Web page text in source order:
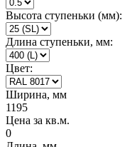
Высота ступеньки (мм):
Длина ступеньки, мм:
Цвет:
Ширина, мм
1195
Цена за кв.м.
0